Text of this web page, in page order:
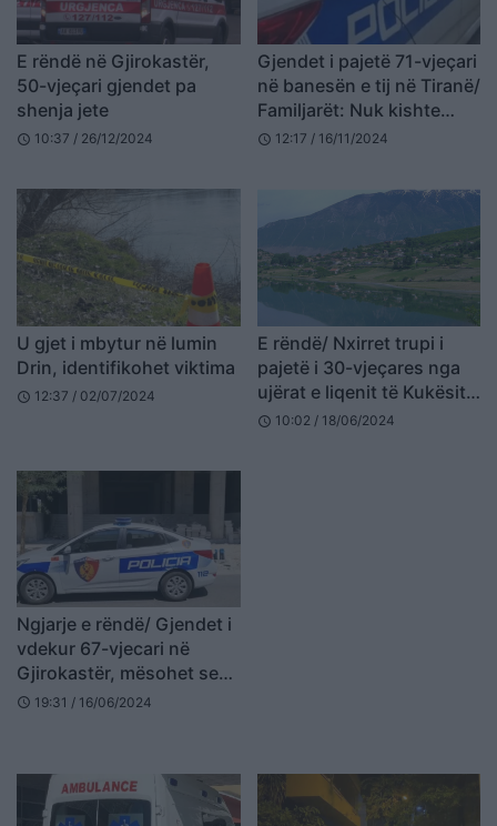
E rëndë në Gjirokastër,
50-vjeçari gjendet pa
shenja jete
schedule 10:37 / 26/12/2024
Gjendet i pajetë 71-vjeçari
në banesën e tij në Tiranë/
Familjarët: Nuk kishte
shenja dhune/ Ja çfarë
schedule 12:17 / 16/11/2024
U gjet i mbytur në lumin
Drin, identifikohet viktima
schedule 12:37 / 02/07/2024
E rëndë/ Nxirret trupi i
pajetë i 30-vjeçares nga
ujërat e liqenit të Kukësit,
detajet e para
schedule 10:02 / 18/06/2024
Ngjarje e rëndë/ Gjendet i
vdekur 67-vjecari në
Gjirokastër, mësohet se
kishte…
schedule 19:31 / 16/06/2024